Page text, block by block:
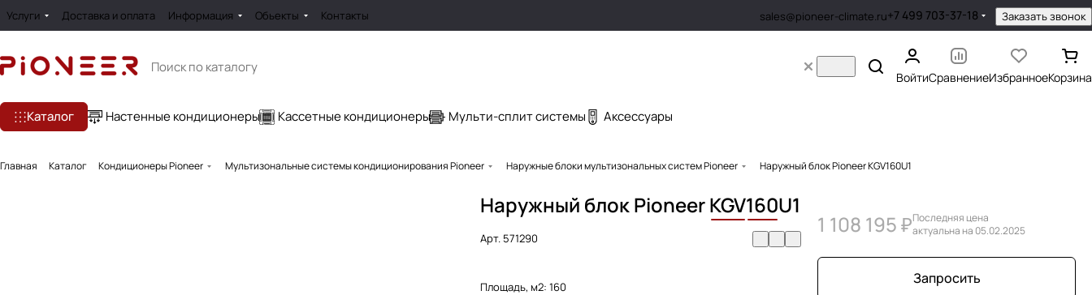
Услуги Доставка и оплата Информация Обьекты Контакты sales@pioneer-climate.ru+7 499 703-37-18 Заказать звонок
ВойтиСравнениеИзбранноеКорзина
Каталог Настенные кондиционеры Кассетные кондиционеры Мульти-сплит системы Аксессуары
Главная Каталог Кондиционеры Pioneer Мультизональные системы кондиционирования Pioneer Наружные блоки мультизональных систем Pioneer Наружный блок Pioneer KGV160U1
Наружный блок PioneerKGV160U1
Арт. 571290
Площадь, м2:160
1 108 195 ₽Последняя цена
актуальна на 05.02.2025
Запросить